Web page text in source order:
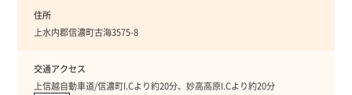
住所
上水内郡信濃町古海3575-8
交通アクセス
上信越自動車道/信濃町I.Cより約20分、妙高高原I.Cより約20分